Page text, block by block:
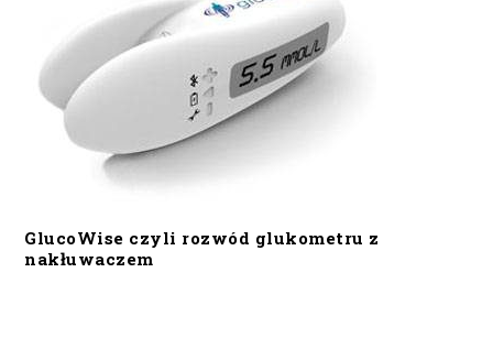
GlucoWise czyli rozwód glukometru z
nakłuwaczem